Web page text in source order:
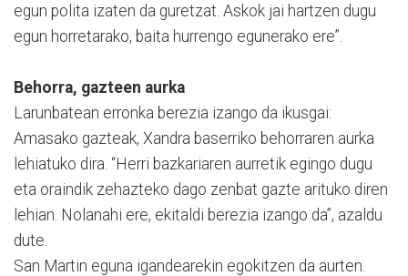
egun polita izaten da guretzat. Askok jai hartzen dugu
egun horretarako, baita hurrengo egunerako ere”.
Behorra, gazteen aurka
Larunbatean erronka berezia izango da ikusgai:
Amasako gazteak, Xandra baserriko behorraren aurka
lehiatuko dira. “Herri bazkariaren aurretik egingo dugu
eta oraindik zehazteko dago zenbat gazte arituko diren
lehian. Nolanahi ere, ekitaldi berezia izango da”, azaldu
dute.
San Martin eguna igandearekin egokitzen da aurten.